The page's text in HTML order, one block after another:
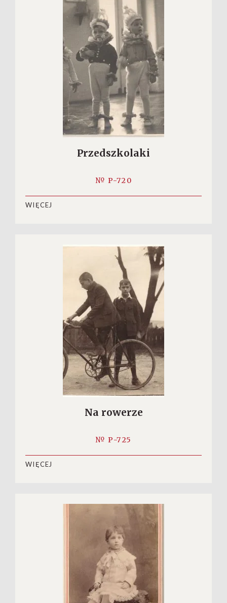
Przedszkolaki
№ P-720
WIĘCEJ
Na rowerze
№ P-725
WIĘCEJ